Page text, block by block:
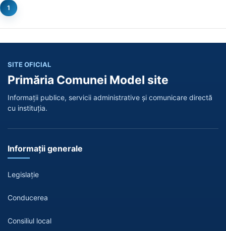
1
SITE OFICIAL
Primăria Comunei Model site
Informații publice, servicii administrative și comunicare directă
cu instituția.
Informații generale
Legislație
Conducerea
Consiliul local